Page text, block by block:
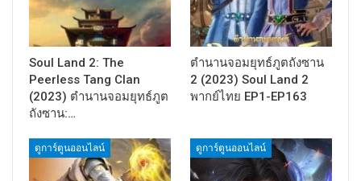
Soul Land 2: The
Peerless Tang Clan
(2023) ตำนานจอมยุทธ์ภูต
ถังซาน:…
ตำนานจอมยุทธ์ภูตถังซาน
2 (2023) Soul Land 2
พากย์ไทย EP1-EP163
ดูการ์ตูนออนไลน์ ดูการ์ตูนออนไลน์